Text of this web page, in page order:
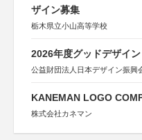
ザイン募集
栃木県立小山高等学校
2026年度グッドデザイ
公益財団法人日本デザイン振興
KANEMAN LOGO
株式会社カネマン